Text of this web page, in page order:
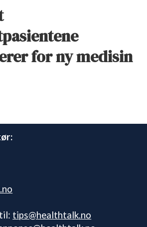
for ny medisin
tips@healthtalk.no